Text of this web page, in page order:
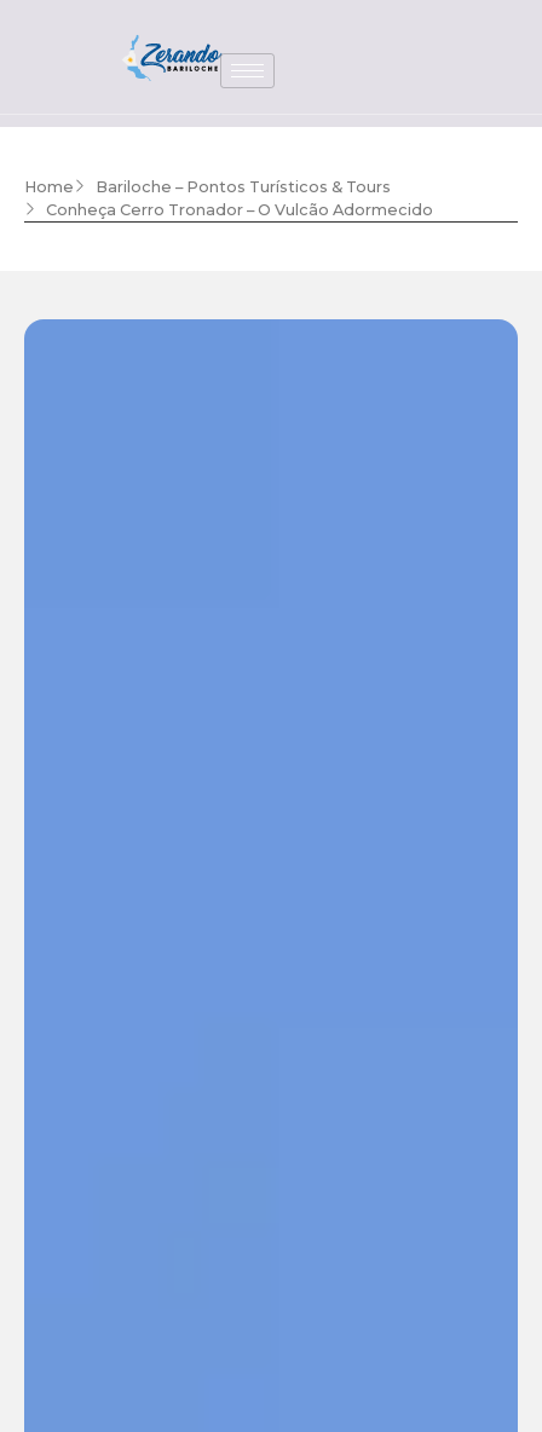
Home
Bariloche – Pontos Turísticos & Tours
Conheça Cerro Tronador – O Vulcão Adormecido